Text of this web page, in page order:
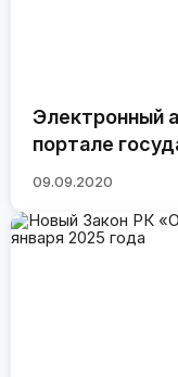
Электронный
портале
09.09.2020